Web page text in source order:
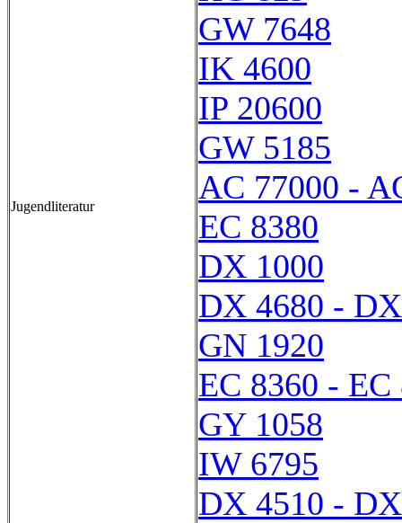
Jugendliteratur
GW 7648
IK 4600
IP 20600
GW 5185
AC 77000 -
EC 8380
DX 1000
DX 4680 -
GN 1920
EC 8360 - EC
GY 1058
IW 6795
DX 4510 -